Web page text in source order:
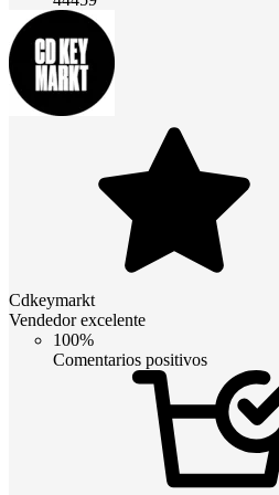
Cdkeymarkt
Vendedor excelente
100%
Comentarios positivos